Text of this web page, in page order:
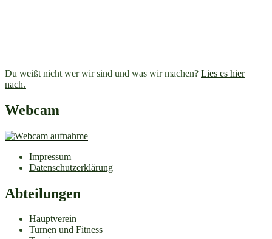
Du weißt nicht wer wir sind und was wir machen? Lies es hier
nach.
Webcam
Impressum
Datenschutzerklärung
Abteilungen
Hauptverein
Turnen und Fitness